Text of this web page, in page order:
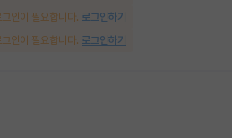
인이 필요합니다. 로그인하기
인이 필요합니다. 로그인하기